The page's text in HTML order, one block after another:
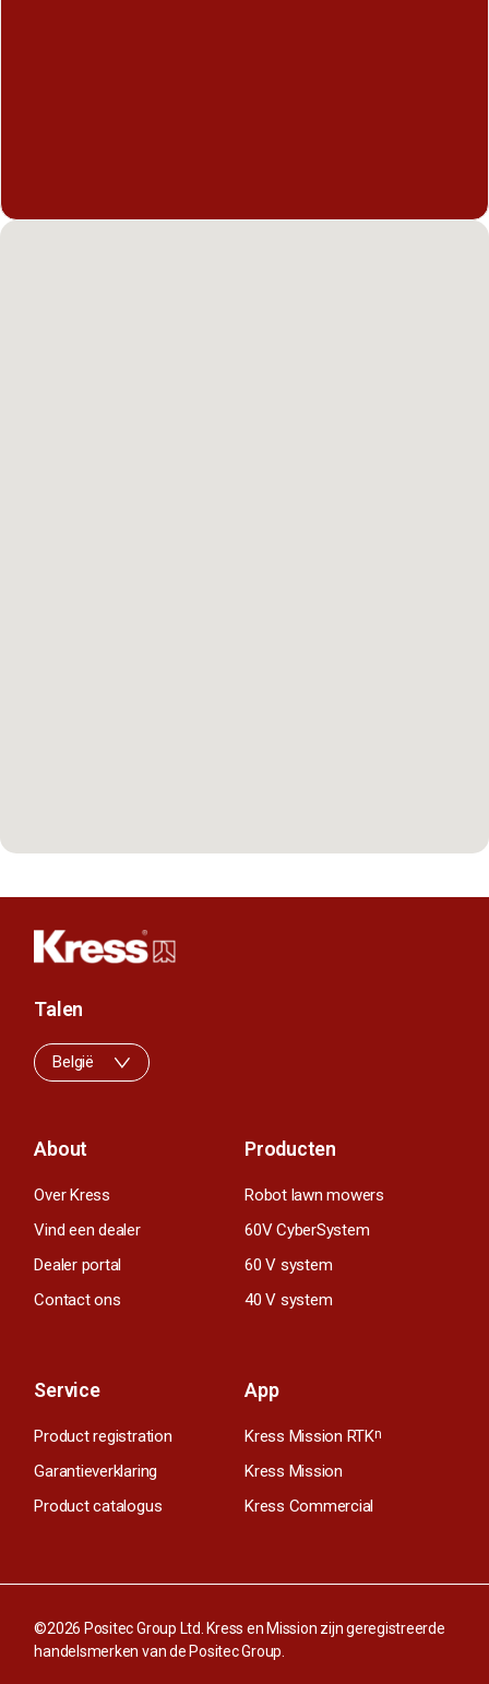
About
Over Kress
Vind een dealer
Dealer portal
Contact ons
Producten
Robot lawn mowers
60V CyberSystem
60 V system
40 V system
Service
Product registration
Garantieverklaring
Product catalogus
App
Kress Mission RTKn
Kress Mission
Kress Commercial
Talen
België
©2026 Positec Group Ltd. Kress en Mission zijn geregistreerde
handelsmerken van de Positec Group.